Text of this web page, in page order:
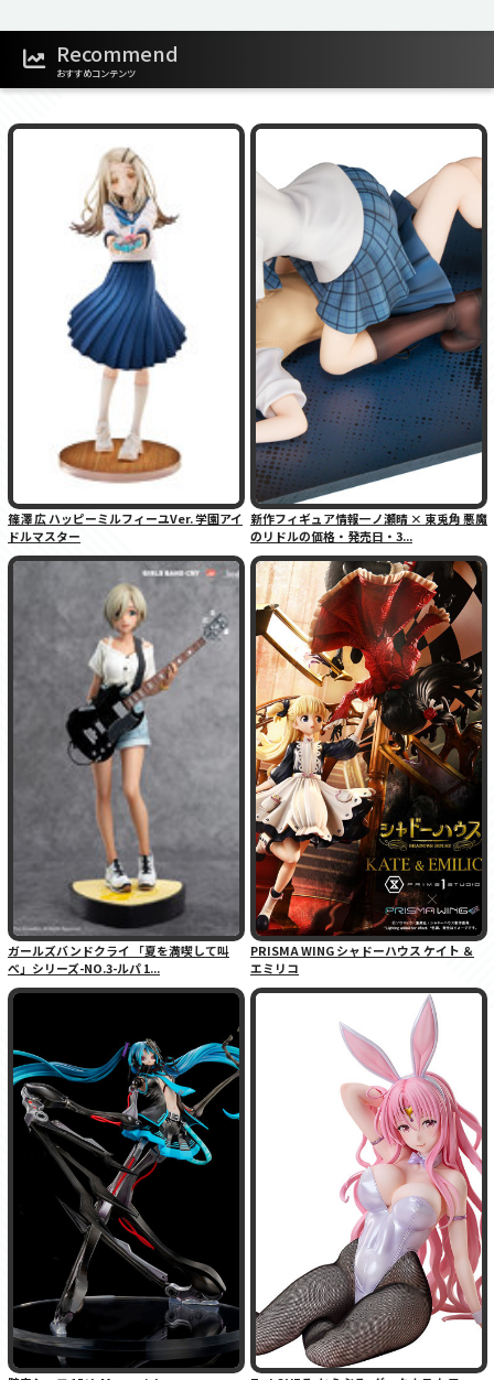
Recommend
おすすめコンテンツ
篠澤 広 ハッピーミルフィーユVer. 学園アイ
ドルマスター
新作フィギュア情報一ノ瀬晴 × 東兎角 悪魔
のリドルの価格・発売日・3...
ガールズバンドクライ 「夏を満喫して叫
べ」シリーズ-NO.3-ルパ 1...
PRISMA WING シャドーハウス ケイト ＆
エミリコ